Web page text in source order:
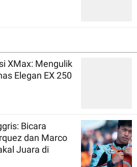
XMax: Mengulik
Elegan EX 250
Bicara
dan Marco
Juara di